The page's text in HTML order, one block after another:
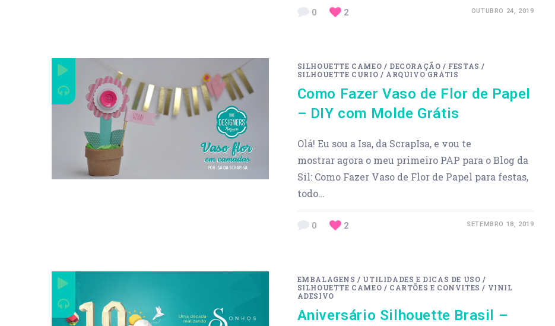
0 2 OUTUBRO 24, 2019
SILHOUETTE CAMEO / DECORAÇÃO / FESTAS /
SILHOUETTE CURIO / ARQUIVO GRÁTIS
Como Fazer Vaso de Flor de Papel
– DIY com Molde Grátis
Olá! Eu sou a Isa, da ScrapIsa, e vou te
mostrar agora o meu primeiro PAP para o Blog da
Sil: Como Fazer Vaso de Flor de Papel para festas,
todo…
0 2 SETEMBRO 18, 2019
EMBALAGENS / UTILIDADES E DICAS DE USO /
SILHOUETTE CAMEO / CARTÕES E CONVITES / VINIL
ADESIVO
Aniversário Silhouette Brasil –